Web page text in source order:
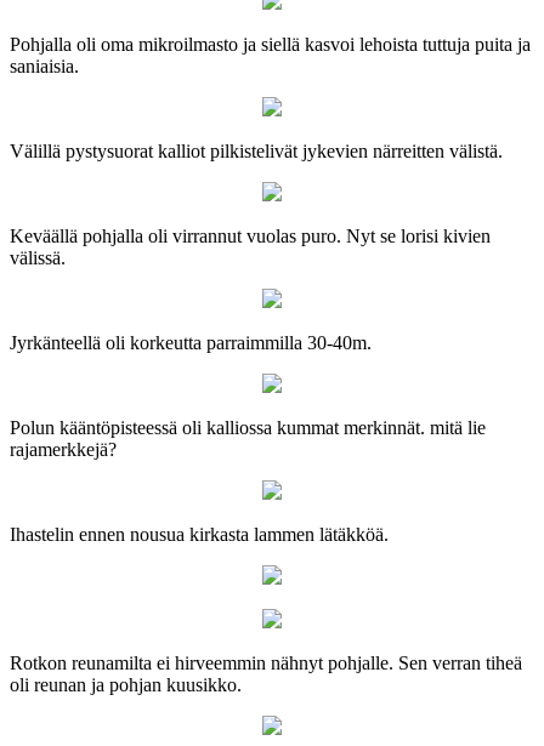
Pohjalla oli oma mikroilmasto ja siellä kasvoi lehoista tuttuja puita ja
saniaisia.
Välillä pystysuorat kalliot pilkistelivät jykevien närreitten välistä.
Keväällä pohjalla oli virrannut vuolas puro. Nyt se lorisi kivien
välissä.
Jyrkänteellä oli korkeutta parraimmilla 30-40m.
Polun kääntöpisteessä oli kalliossa kummat merkinnät. mitä lie
rajamerkkejä?
Ihastelin ennen nousua kirkasta lammen lätäkköä.
Rotkon reunamilta ei hirveemmin nähnyt pohjalle. Sen verran tiheä
oli reunan ja pohjan kuusikko.